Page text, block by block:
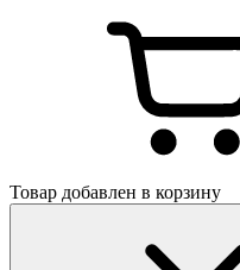
Товар добавлен в корзину